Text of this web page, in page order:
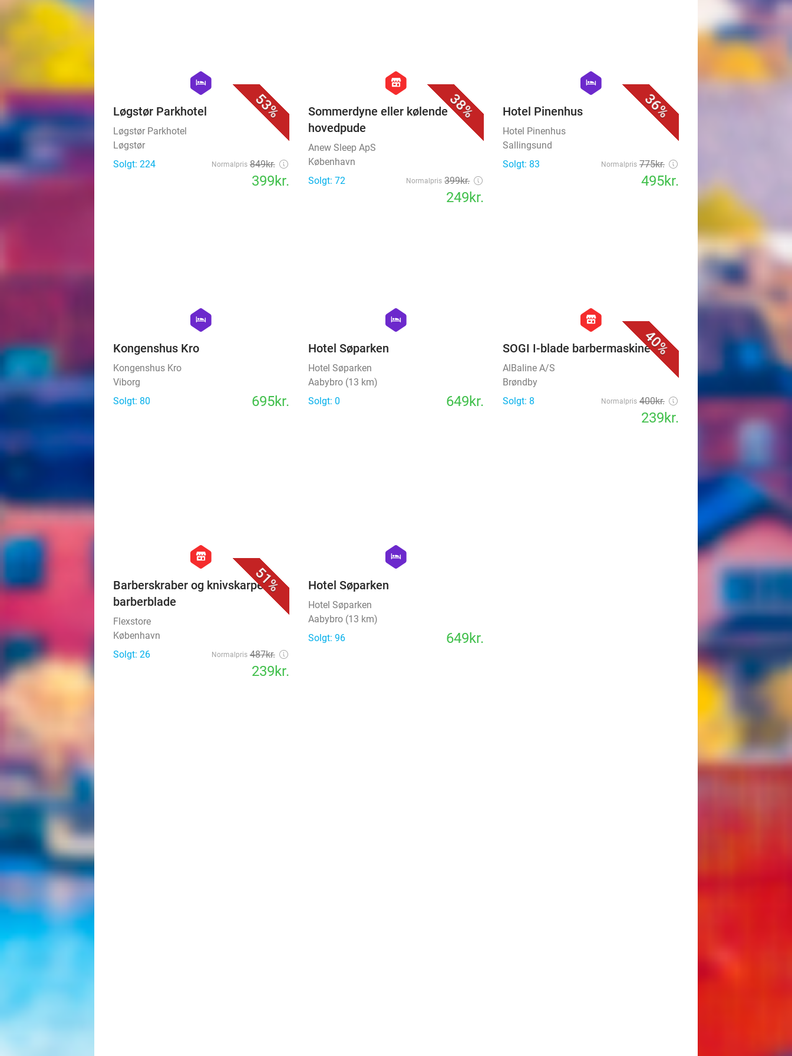
53%
hexagon
hotel
Løgstør Parkhotel
Løgstør Parkhotel
Løgstør
Solgt: 224
Normalpris 849kr.
399kr.
38%
hexagon
store
Sommerdyne eller kølende
hovedpude
Anew Sleep ApS
København
Solgt: 72
Normalpris 399kr.
249kr.
36%
hexagon
hotel
Hotel Pinenhus
Hotel Pinenhus
Sallingsund
Solgt: 83
Normalpris 775kr.
495kr.
hexagon
hotel
Kongenshus Kro
Kongenshus Kro
Viborg
Solgt: 80
695kr.
hexagon
hotel
Hotel Søparken
Hotel Søparken
Aabybro (13 km)
Solgt: 0
649kr.
40%
hexagon
store
SOGI I-blade barbermaskine
AlBaline A/S
Brøndby
Solgt: 8
Normalpris 400kr.
239kr.
51%
hexagon
store
Barberskraber og knivskarpe
barberblade
Flexstore
København
Solgt: 26
Normalpris 487kr.
239kr.
hexagon
hotel
Hotel Søparken
Hotel Søparken
Aabybro (13 km)
Solgt: 96
649kr.